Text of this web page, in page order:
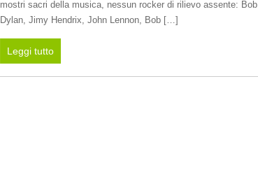
mostri sacri della musica, nessun rocker di rilievo assente: Bob
Dylan, Jimy Hendrix, John Lennon, Bob […]
Leggi tutto